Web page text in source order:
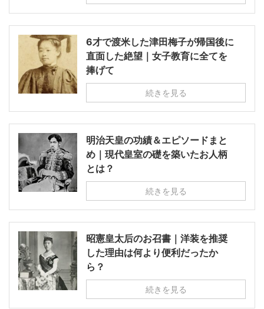
6才で渡米した津田梅子が帰国後に
直面した絶望｜女子教育に全てを
捧げて
続きを見る
明治天皇の功績＆エピソードまと
め｜現代皇室の礎を築いたお人柄
とは？
続きを見る
昭憲皇太后のお召書｜洋装を推奨
した理由は何より便利だったか
ら？
続きを見る